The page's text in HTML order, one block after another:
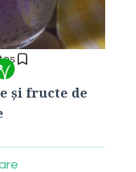
și fructe de